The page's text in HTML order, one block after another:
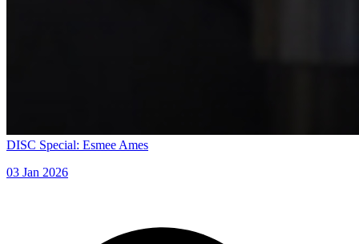
DISC Special: Esmee Ames
03 Jan 2026